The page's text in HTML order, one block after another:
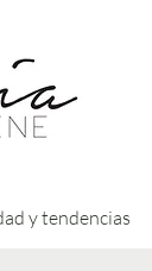
y tendencias